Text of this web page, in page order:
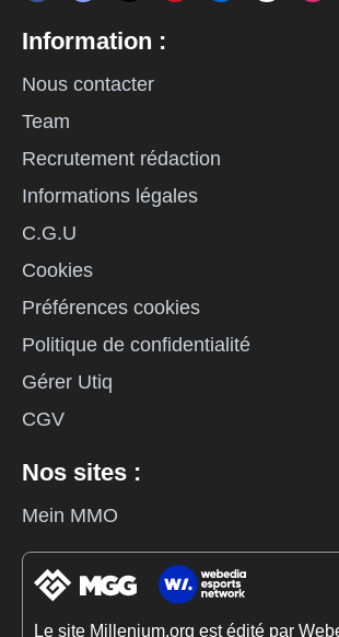
Information :
Nous contacter
Team
Recrutement rédaction
Informations légales
C.G.U
Cookies
Préférences cookies
Politique de confidentialité
Gérer Utiq
CGV
Nos sites :
Mein MMO
Le site Millenium.org est édité par